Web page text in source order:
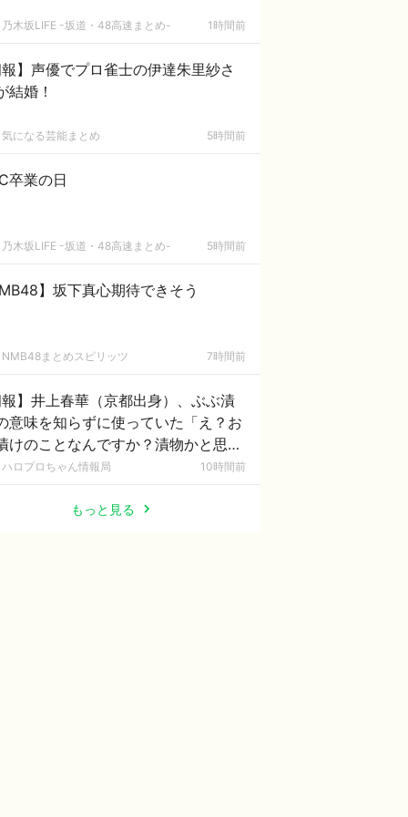
乃木坂LIFE -坂道・48高速まとめ- 1時間前
】声優でプロ雀士の伊達朱里紗さ
結婚！
気になる芸能まとめ 5時間前
卒業の日
乃木坂LIFE -坂道・48高速まとめ- 5時間前
】坂下真心期待できそう
NMB48まとめスピリッツ 7時間前
】井上春華（京都出身）、ぶぶ漬
意味を知らずに使っていた「え？お
けのことなんですか？漬物かと思っ
した」
ハロプロちゃん情報局 10時間前
もっと見る